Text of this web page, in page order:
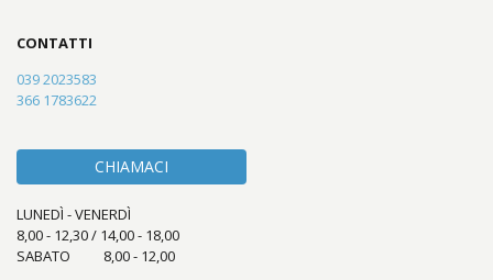
CONTATTI
039 2023583
366 1783622
CHIAMACI
LUNEDÌ - VENERDÌ
8,00 - 12,30 / 14,00 - 18,00
SABATO 8,00 - 12,00